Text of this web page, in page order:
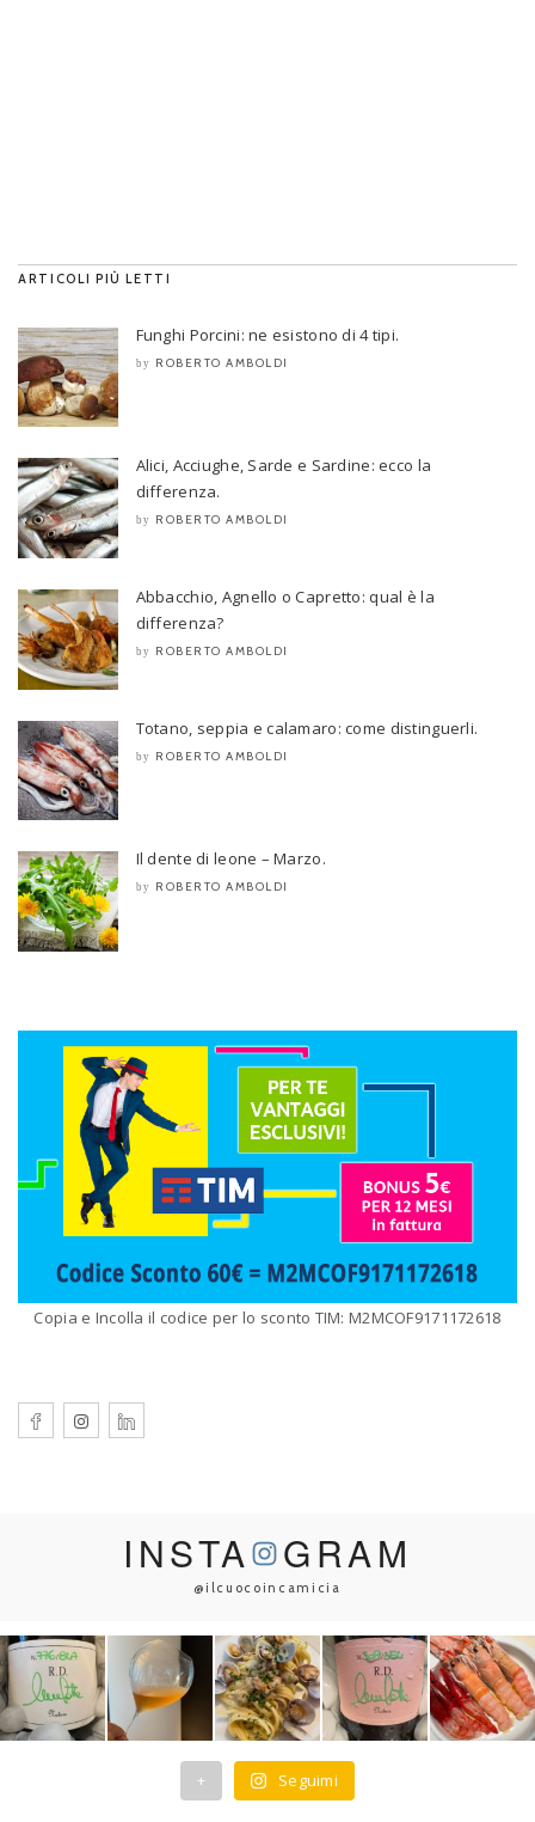
ARTICOLI PIÙ LETTI
Funghi Porcini: ne esistono di 4 tipi.
by ROBERTO AMBOLDI
Alici, Acciughe, Sarde e Sardine: ecco la
differenza.
by ROBERTO AMBOLDI
Abbacchio, Agnello o Capretto: qual è la
differenza?
by ROBERTO AMBOLDI
Totano, seppia e calamaro: come distinguerli.
by ROBERTO AMBOLDI
Il dente di leone – Marzo.
by ROBERTO AMBOLDI
Copia e Incolla il codice per lo sconto TIM: M2MCOF9171172618
INSTA GRAM
@ilcuocoincamicia
+ Seguimi